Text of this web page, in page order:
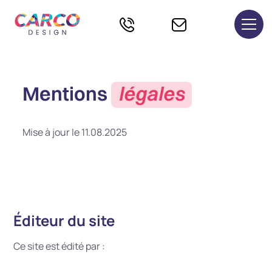
Mentions légales
Mise à jour le 11.08.2025
Éditeur du site
Ce site est édité par :